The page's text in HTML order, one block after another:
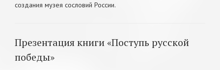
создания музея сословий России.
Презентация книги «Поступь русской
победы»